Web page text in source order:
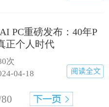
PC重磅发布：40年P
正个人时代
次
04-18